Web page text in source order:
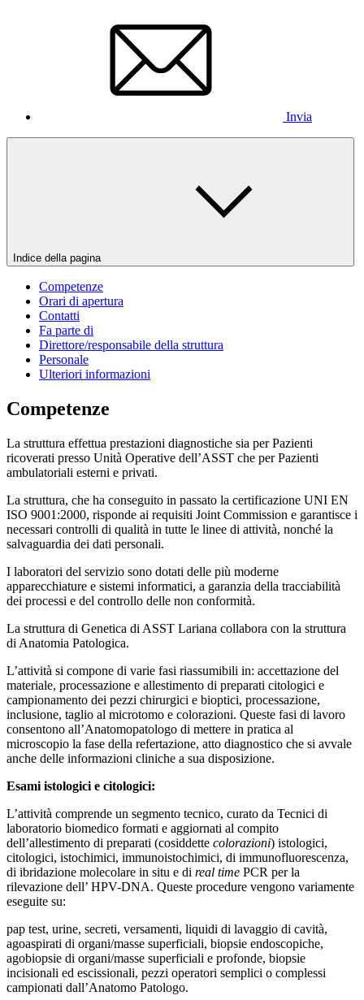
Invia
Indice della pagina
Competenze
Orari di apertura
Contatti
Fa parte di
Direttore/responsabile della struttura
Personale
Ulteriori informazioni
Competenze
La struttura effettua prestazioni diagnostiche sia per Pazienti
ricoverati presso Unità Operative dell’ASST che per Pazienti
ambulatoriali esterni e privati.
La struttura, che ha conseguito in passato la certificazione UNI EN
ISO 9001:2000, risponde ai requisiti Joint Commission e garantisce i
necessari controlli di qualità in tutte le linee di attività, nonché la
salvaguardia dei dati personali.
I laboratori del servizio sono dotati delle più moderne
apparecchiature e sistemi informatici, a garanzia della tracciabilità
dei processi e del controllo delle non conformità.
La struttura di Genetica di ASST Lariana collabora con la struttura
di Anatomia Patologica.
L’attività si compone di varie fasi riassumibili in: accettazione del
materiale, processazione e allestimento di preparati citologici e
campionamento dei pezzi chirurgici e bioptici, processazione,
inclusione, taglio al microtomo e colorazioni. Queste fasi di lavoro
consentono all’Anatomopatologo di mettere in pratica al
microscopio la fase della refertazione, atto diagnostico che si avvale
anche delle informazioni cliniche a sua disposizione.
Esami istologici e citologici:
L’attività comprende un segmento tecnico, curato da Tecnici di
laboratorio biomedico formati e aggiornati al compito
dell’allestimento di preparati (cosiddette colorazioni) istologici,
citologici, istochimici, immunoistochimici, di immunofluorescenza,
di ibridazione molecolare in situ e di real time PCR per la
rilevazione dell’ HPV-DNA. Queste procedure vengono variamente
eseguite su:
pap test, urine, secreti, versamenti, liquidi di lavaggio di cavità,
agoaspirati di organi/masse superficiali, biopsie endoscopiche,
agobiopsie di organi/masse superficiali e profonde, biopsie
incisionali ed escissionali, pezzi operatori semplici o complessi
campionati dall’Anatomo Patologo.